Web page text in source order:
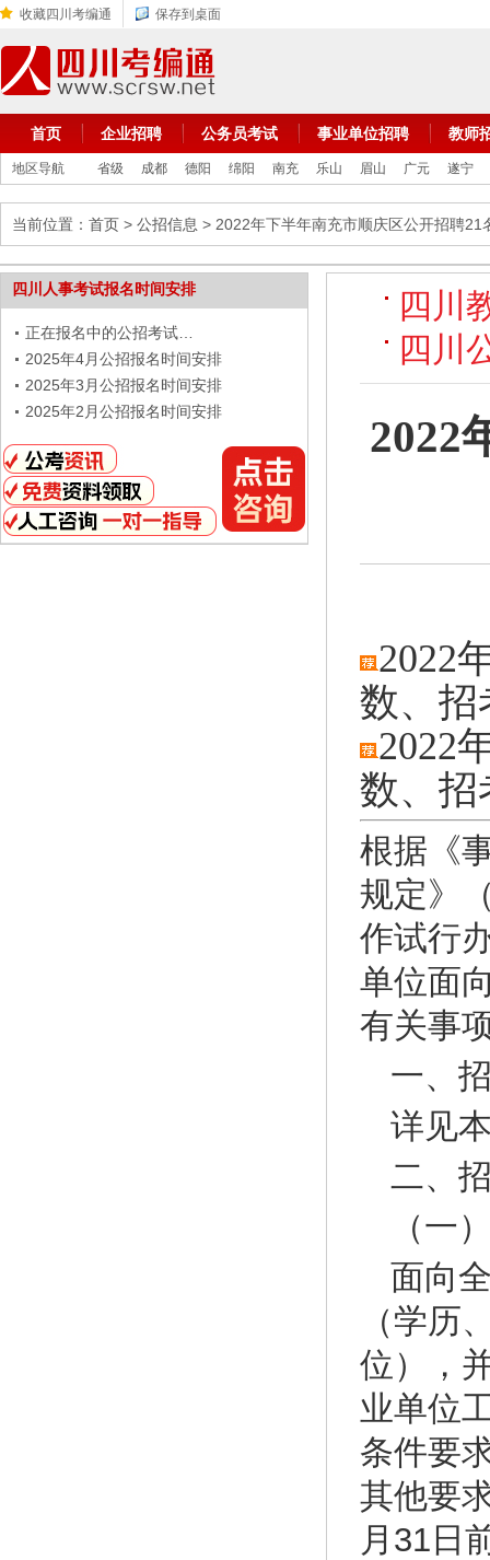
收藏四川考编通 保存到桌面
首页 企业招聘 公务员考试 事业单位招聘 教师
地区导航 省级 成都 德阳 绵阳 南充 乐山 眉山 广元 遂宁
当前位置： 首页 > 公招信息 > 2022年下半年南充市顺庆区公开招聘21
四川人事考试报名时间安排
正在报名中的公招考试…
2025年4月公招报名时间安排
2025年3月公招报名时间安排
2025年2月公招报名时间安排
四川
四川
2022
2022
数、招
2022
数、 招
根据《
规定》
作试行
单位面
有关事
一、
详见
二、
（一
面向
（学历
位），
业单位
条件要
其他要
月31日